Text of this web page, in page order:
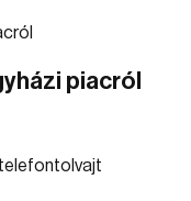
piacról